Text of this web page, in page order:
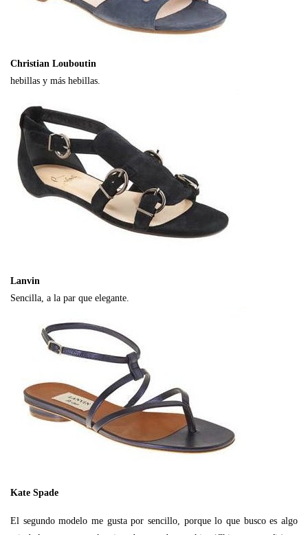
Christian Louboutin
hebillas y más hebillas.
Lanvin
Sencilla, a la par que elegante.
Kate Spade
El segundo modelo me gusta por sencillo, porque lo que busco es algo